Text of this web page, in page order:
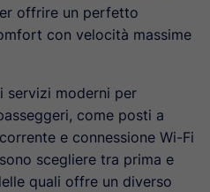
offrire un perfetto
con velocità massime
servizi moderni per
come posti a
e connessione Wi-Fi
scegliere tra prima e
quali offre un diverso